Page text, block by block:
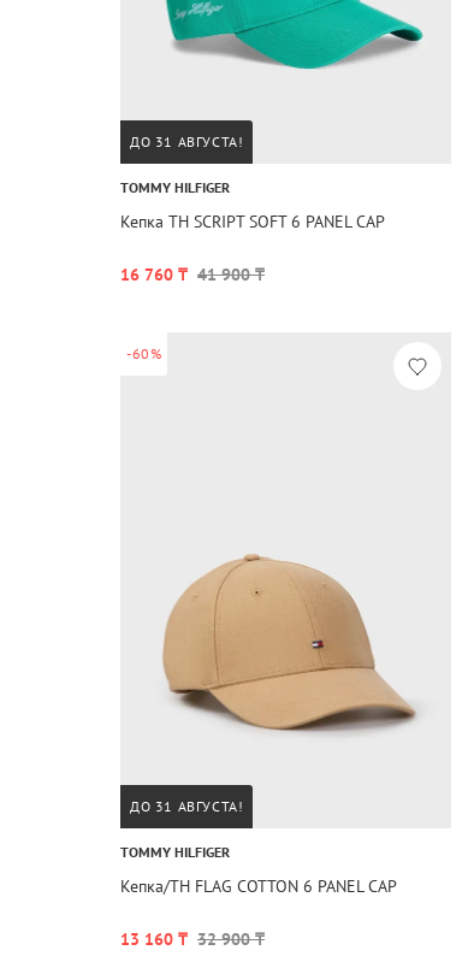
ДО 31 АВГУСТА!
TOMMY HILFIGER
Кепка TH SCRIPT SOFT 6 PANEL CAP
16 760 ₸ 41 900 ₸
-60%
ДО 31 АВГУСТА!
TOMMY HILFIGER
Кепка/TH FLAG COTTON 6 PANEL CAP
13 160 ₸ 32 900 ₸